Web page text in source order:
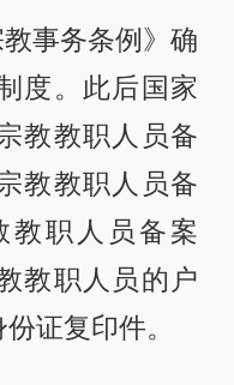
事务条例》确
度。此后国家
教教职人员备
教教职人员备
教职人员备案
教职人员的户
证复印件。